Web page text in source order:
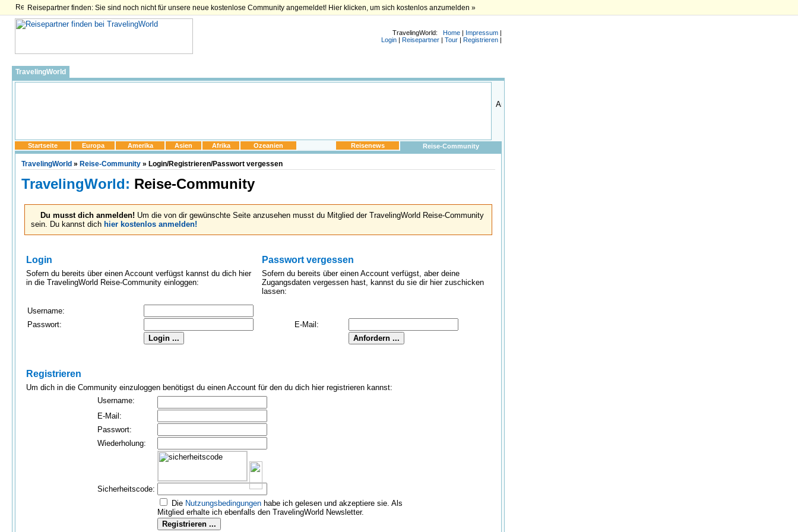
Reisepartner finden: Sie sind noch nicht für unsere neue kostenlose Community angemeldet! Hier klicken, um sich kostenlos anzumelden »
TravelingWorld: Home | Impressum |
Login | Reisepartner | Tour | Registrieren |
TravelingWorld
Startseite Europa Amerika Asien Afrika Ozeanien Reisenews Reise-Community
TravelingWorld » Reise-Community » Login/Registrieren/Passwort vergessen
TravelingWorld: Reise-Community
Du musst dich anmelden! Um die von dir gewünschte Seite anzusehen musst du Mitglied der TravelingWorld Reise-Community
sein. Du kannst dich hier kostenlos anmelden!
Login
Sofern du bereits über einen Account verfügst kannst du dich hier
in die TravelingWorld Reise-Community einloggen:
Passwort vergessen
Sofern du bereits über einen Account verfügst, aber deine
Zugangsdaten vergessen hast, kannst du sie dir hier zuschicken
lassen:
Username:
Passwort:
E-Mail:
Registrieren
Um dich in die Community einzuloggen benötigst du einen Account für den du dich hier registrieren kannst:
Username:
E-Mail:
Passwort:
Wiederholung:
Sicherheitscode:
Die Nutzungs­bedingungenhabe ich gelesen und akzeptiere sie. Als
Mitglied erhalte ich ebenfalls den TravelingWorld Newsletter.